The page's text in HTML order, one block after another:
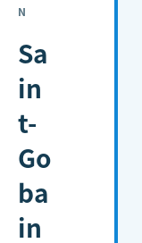
N
Sa
in
t-
Go
ba
in